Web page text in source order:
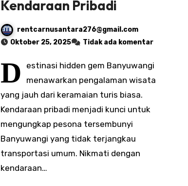
Kendaraan Pribadi
rentcarnusantara276@gmail.com
Oktober 25, 2025
Tidak ada komentar
D
estinasi hidden gem Banyuwangi
menawarkan pengalaman wisata
yang jauh dari keramaian turis biasa.
Kendaraan pribadi menjadi kunci untuk
mengungkap pesona tersembunyi
Banyuwangi yang tidak terjangkau
transportasi umum. Nikmati dengan
kendaraan…